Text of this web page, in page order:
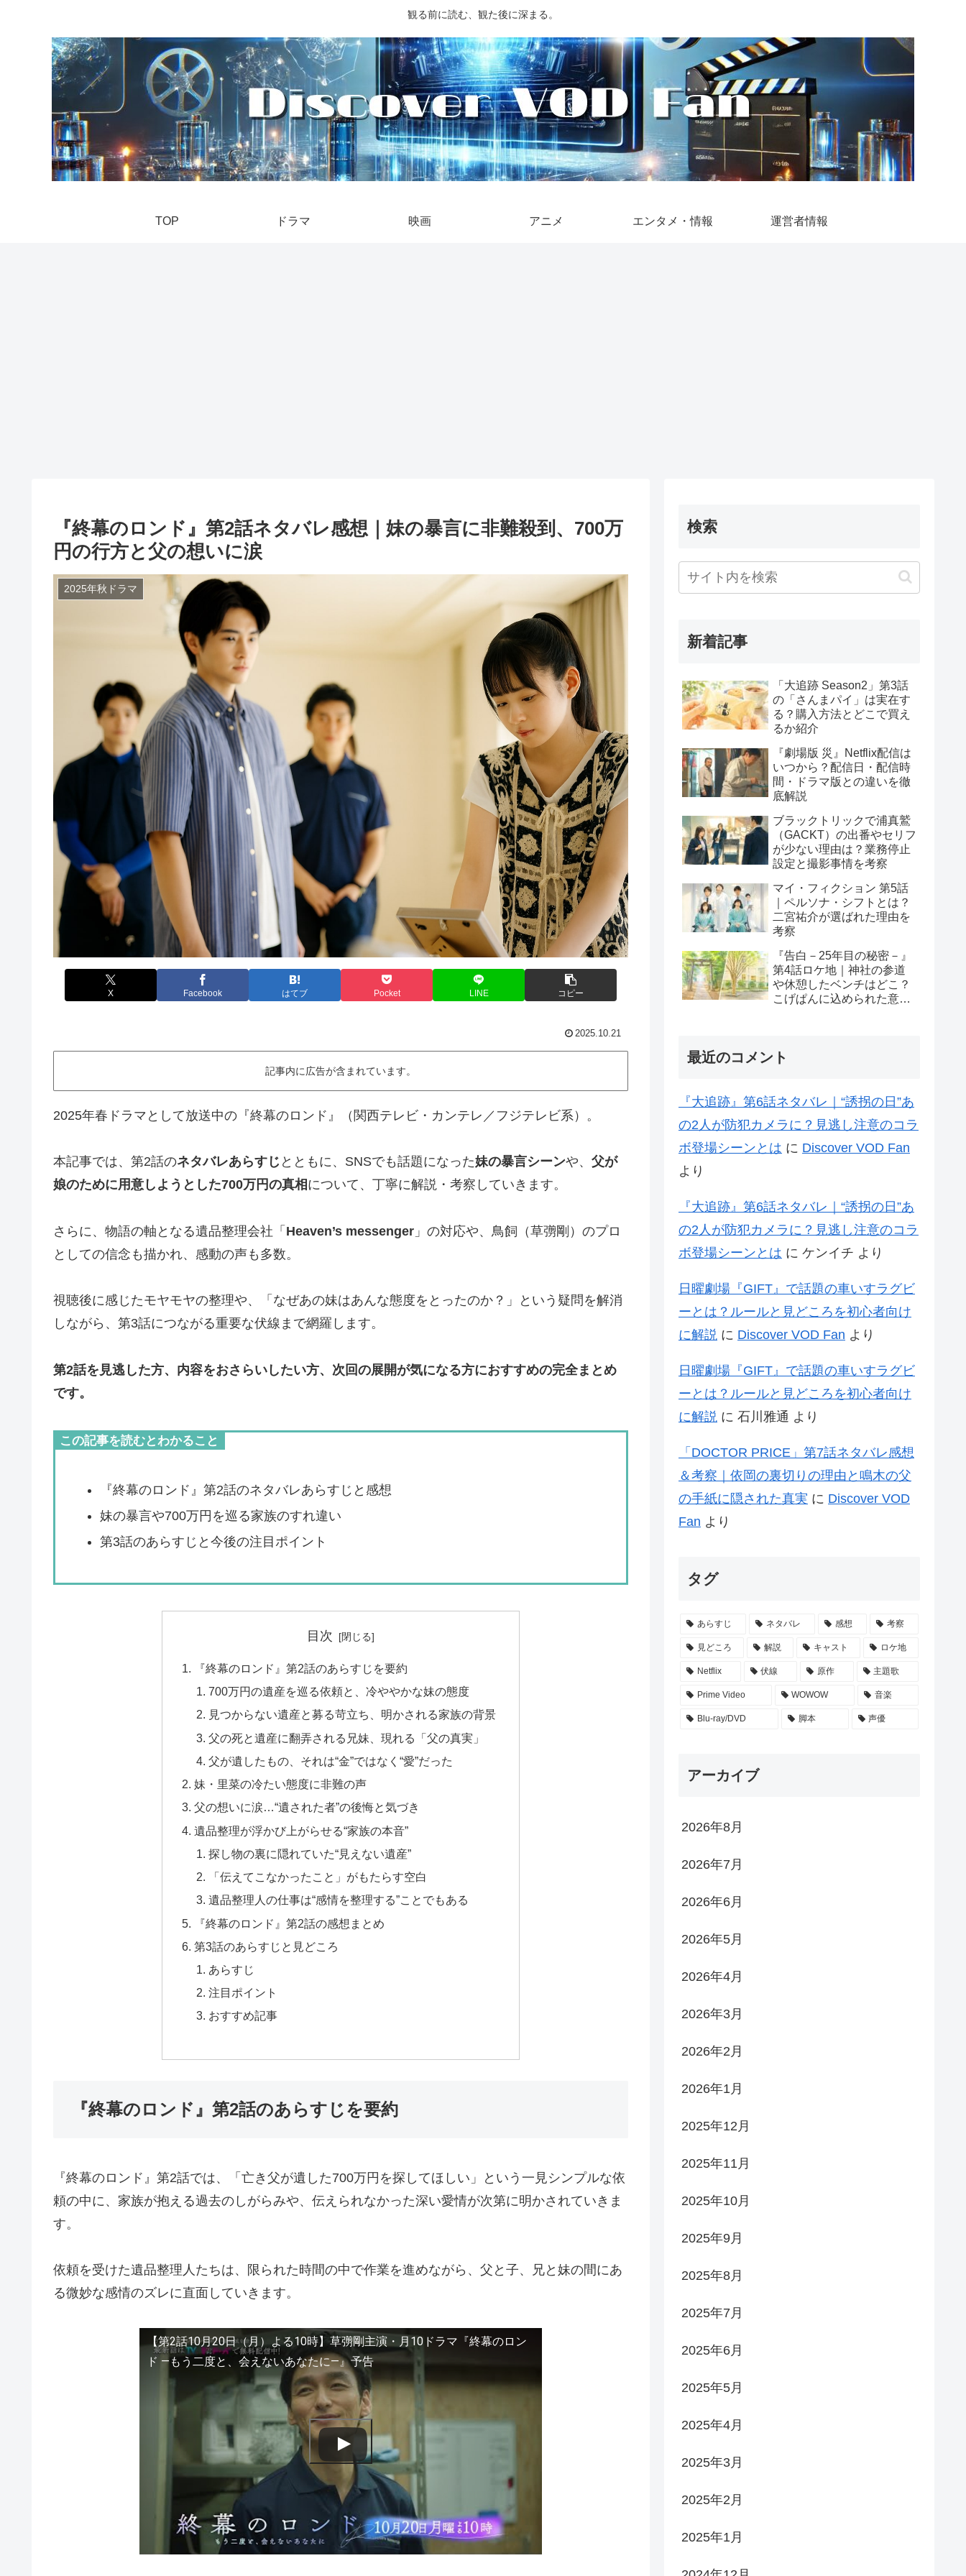
観る前に読む、観た後に深まる。
TOP ドラマ 映画 アニメ エンタメ・情報 運営者情報
『終幕のロンド』第2話ネタバレ感想｜妹の暴言に非難殺到、700万
円の行方と父の想いに涙
2025年秋ドラマ
X Facebook はてブ Pocket LINE コピー
2025.10.21
記事内に広告が含まれています。
2025年春ドラマとして放送中の『終幕のロンド』（関西テレビ・カンテレ／フジテレビ系）。
本記事では、第2話のネタバレあらすじ とともに、SNSでも話題になった妹の暴言シーンや、 父が
娘のために用意しようとした700万円の真相 について、丁寧に解説・考察していきます。
さらに、物語の軸となる遺品整理会社「 Heaven’s messenger 」の対応や、鳥飼（草彅剛）のプロ
としての信念も描かれ、感動の声も多数。
視聴後に感じたモヤモヤの整理や、「なぜあの妹はあんな態度をとったのか？」という疑問を解消
しながら、第3話につながる重要な伏線まで網羅します。
第2話を見逃した方、内容をおさらいしたい方、次回の展開が気になる方におすすめの完全まとめ
です。
この記事を読むとわかること
『終幕のロンド』第2話のネタバレあらすじと感想
妹の暴言や700万円を巡る家族のすれ違い
第3話のあらすじと今後の注目ポイント
目次
『終幕のロンド』第2話のあらすじを要約
700万円の遺産を巡る依頼と、冷ややかな妹の態度
見つからない遺産と募る苛立ち、明かされる家族の背景
父の死と遺産に翻弄される兄妹、現れる「父の真実」
父が遺したもの、それは“金”ではなく“愛”だった
妹・里菜の冷たい態度に非難の声
父の想いに涙…“遺された者”の後悔と気づき
遺品整理が浮かび上がらせる“家族の本音”
探し物の裏に隠れていた“見えない遺産”
「伝えてこなかったこと」がもたらす空白
遺品整理人の仕事は“感情を整理する”ことでもある
『終幕のロンド』第2話の感想まとめ
第3話のあらすじと見どころ
あらすじ
注目ポイント
おすすめ記事
『終幕のロンド』第2話のあらすじを要約
『終幕のロンド』第2話では、「亡き父が遺した700万円を探してほしい」という一見シンプルな依
頼の中に、家族が抱える過去のしがらみや、伝えられなかった深い愛情が次第に明かされていきま
す。
依頼を受けた遺品整理人たちは、限られた時間の中で作業を進めながら、父と子、兄と妹の間にあ
る微妙な感情のズレに直面していきます。
【第2話10月20日（月）よる10時】草彅剛主演・月10ドラマ『終幕のロン
ド —もう二度と、会えないあなたに—』予告
検索
新着記事
「大追跡 Season2」第3話
の「さんまパイ」は実在す
る？購入方法とどこで買え
るか紹介
『劇場版 災』Netflix配信は
いつから？配信日・配信時
間・ドラマ版との違いを徹
底解説
ブラックトリックで浦真鷲
（GACKT）の出番やセリフ
が少ない理由は？業務停止
設定と撮影事情を考察
マイ・フィクション 第5話
｜ペルソナ・シフトとは？
二宮祐介が選ばれた理由を
考察
『告白－25年目の秘密－』
第4話ロケ地｜神社の参道
や休憩したベンチはどこ？
こげぱんに込められた意味
最近のコメント
『大追跡』第6話ネタバレ｜“誘拐の日”あ
の2人が防犯カメラに？見逃し注意のコラ
ボ登場シーンとは に Discover VOD Fan
より
『大追跡』第6話ネタバレ｜“誘拐の日”あ
の2人が防犯カメラに？見逃し注意のコラ
ボ登場シーンとは に ケンイチ より
日曜劇場『GIFT』で話題の車いすラグビ
ーとは？ルールと見どころを初心者向け
に解説 に Discover VOD Fan より
日曜劇場『GIFT』で話題の車いすラグビ
ーとは？ルールと見どころを初心者向け
に解説 に 石川雅通 より
「DOCTOR PRICE」第7話ネタバレ感想
＆考察｜依岡の裏切りの理由と鳴木の父
の手紙に隠された真実 に Discover VOD
Fan より
タグ
あらすじ ネタバレ 感想 考察
見どころ 解説 キャスト ロケ地
Netflix 伏線 原作 主題歌
Prime Video WOWOW 音楽
Blu-ray/DVD 脚本 声優
アーカイブ
2026年8月
2026年7月
2026年6月
2026年5月
2026年4月
2026年3月
2026年2月
2026年1月
2025年12月
2025年11月
2025年10月
2025年9月
2025年8月
2025年7月
2025年6月
2025年5月
2025年4月
2025年3月
2025年2月
2025年1月